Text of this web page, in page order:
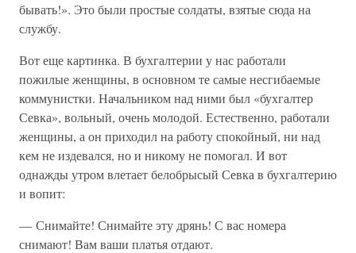
бывать!». Это были простые солдаты, взятые сюда на
службу.
Вот еще картинка. В бухгалтерии у нас работали
пожилые женщины, в основном те самые несгибаемые
коммунистки. Начальником над ними был «бухгалтер
Севка», вольный, очень молодой. Естественно, работали
женщины, а он приходил на работу спокойный, ни над
кем не издевался, но и никому не помогал. И вот
однажды утром влетает белобрысый Севка в бухгалтерию
и вопит:
— Снимайте! Снимайте эту дрянь! С вас номера
снимают! Вам ваши платья отдают.